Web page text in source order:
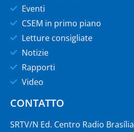
Eventi
CSEM in primo piano
Letture consigliate
Notizie
Rapporti
Video
CONTATTO
SRTV/N Ed. Centro Radio Brasília